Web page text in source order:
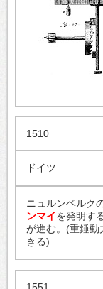
1510
ドイツ
ニュルンベルク
ンマイを発明す
が進む。(重錘動
きる)